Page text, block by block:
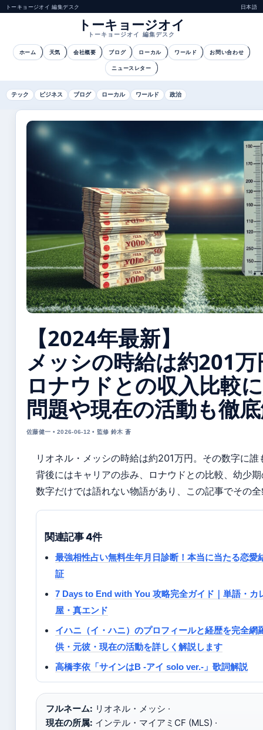
トーキョージオイ 編集デスク 日本語
トーキョージオイ
トーキョージオイ 編集デスク
ホーム 天気 会社概要 ブログ ローカル ワールド お問い合わせ
ニュースレター
テック ビジネス ブログ ローカル ワールド 政治
【2024年最新】
メッシの時給は約201万
ロナウドとの収入比較
問題や現在の活動も徹
佐藤健一 • 2026-06-12 • 監修 鈴木 蒼
リオネル・メッシの時給は約201万円。その数字に誰
背後にはキャリアの歩み、ロナウドとの比較、幼少
数字だけでは語れない物語があり、この記事でその
関連記事 4件
最強相性占い無料生年月日診断！本当に当たる恋愛
証
7 Days to End with You 攻略完全ガイド｜単語・カ
屋・真エンド
イハニ（イ・ハニ）のプロフィールと経歴を完全網
供・元彼・現在の活動を詳しく解説します
高橋李依「サインはB -アイ solo ver.-」歌詞解説
フルネーム: リオネル・メッシ ·
現在の所属: インテル・マイアミCF (MLS) ·